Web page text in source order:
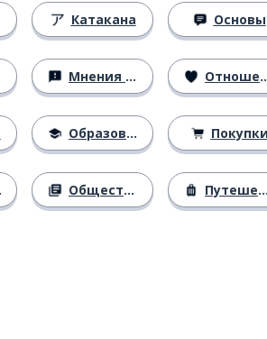
Катакана
Мнения и убеждения
Образование
Общество
Основы
Отношения
Путешествия